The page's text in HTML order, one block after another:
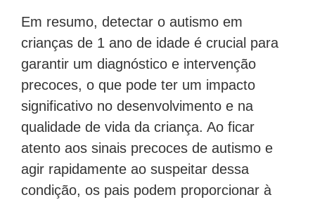
Em resumo, detectar o autismo em
crianças de 1 ano de idade é crucial para
garantir um diagnóstico e intervenção
precoces, o que pode ter um impacto
significativo no desenvolvimento e na
qualidade de vida da criança. Ao ficar
atento aos sinais precoces de autismo e
agir rapidamente ao suspeitar dessa
condição, os pais podem proporcionar à